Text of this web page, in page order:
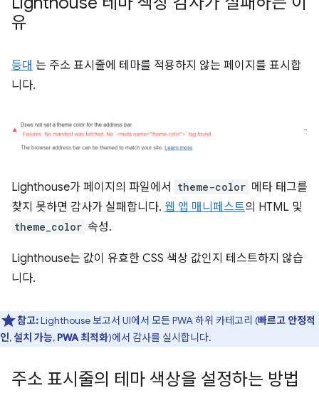
유
등대 는 주소 표시줄에 테마를 적용하지 않는 페이지를 표시합
니다.
Lighthouse가 페이지의 파일에서 theme-color 메타 태그를
찾지 못하면 감사가 실패합니다. 웹 앱 매니페스트의 HTML 및
theme_color 속성.
Lighthouse는 값이 유효한 CSS 색상 값인지 테스트하지 않습
니다.
참고:Lighthouse 보고서 UI에서 모든 PWA 하위 카테고리 (빠르고 안정적
인,설치 가능, PWA 최적화)에서 감사를 실시합니다.
주소 표시줄의 테마 색상을 설정하는 방법